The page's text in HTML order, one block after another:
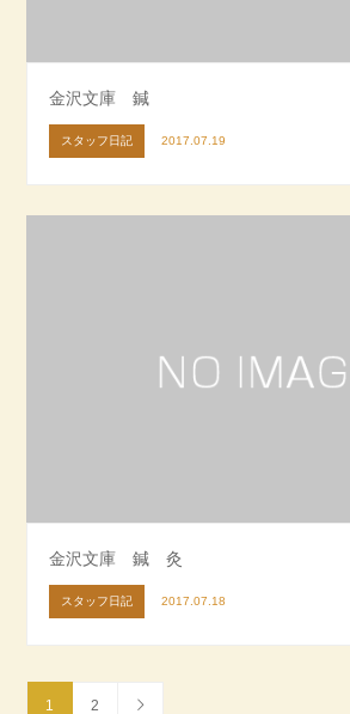
金沢文庫 鍼
スタッフ日記 2017.07.19
金沢文庫 鍼 灸
スタッフ日記 2017.07.18
1 2